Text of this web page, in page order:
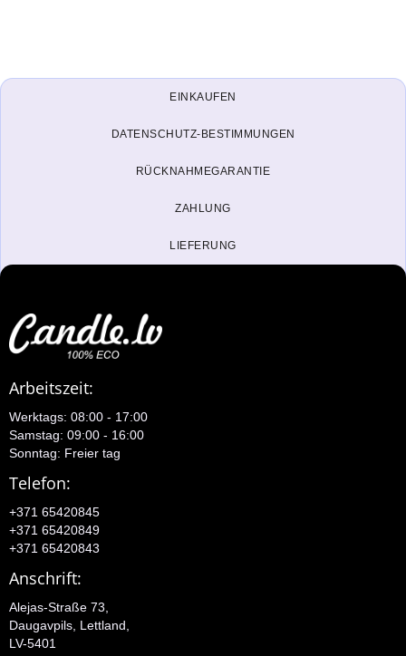
EINKAUFEN
DATENSCHUTZ-BESTIMMUNGEN
RÜCKNAHMEGARANTIE
ZAHLUNG
LIEFERUNG
Arbeitszeit:
Werktags: 08:00 - 17:00
Samstag: 09:00 - 16:00
Sonntag: Freier tag
Telefon:
+371 65420845
+371 65420849
+371 65420843
Anschrift:
Alejas-Straße 73,
Daugavpils, Lettland,
LV-5401